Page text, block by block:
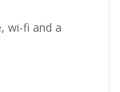
wi-fi and a